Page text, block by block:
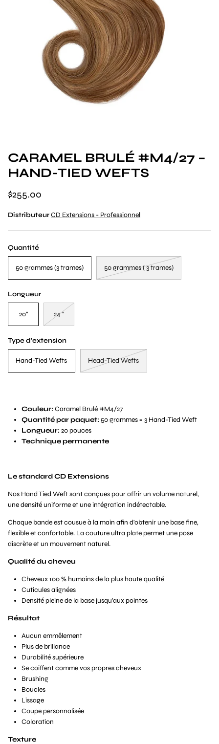
CARAMEL BRULÉ #M4/27 –
HAND-TIED WEFTS
$255.00
DistributeurCD Extensions - Professionnel
Quantité
50 grammes (3 trames) 50 grammes ( 3 trames)
Longueur
20'' 24 ''
Type d'extension
Hand-Tied Wefts Head-Tied Wefts
Couleur: Caramel Brulé #M4/27
Quantité par paquet: 50 grammes = 3 Hand-Tied Weft
Longueur: 20 pouces
Technique permanente
Le standard CD Extensions
Nos Hand Tied Weft sont conçues pour offrir un volume naturel,
une densité uniforme et une intégration indétectable.
Chaque bande est cousue à la main afin d'obtenir une base fine,
flexible et confortable. La couture ultra plate permet une pose
discrète et un mouvement naturel.
Qualité du cheveu
Cheveux 100 % humains de la plus haute qualité
Cuticules alignées
Densité pleine de la base jusqu'aux pointes
Résultat
Aucun emmêlement
Plus de brillance
Durabilité supérieure
Se coiffent comme vos propres cheveux
Brushing
Boucles
Lissage
Coupe personnalisée
Coloration
Texture